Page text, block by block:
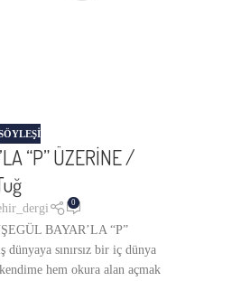
“P” ÜZERİNE /
0
BAYAR’LA “P”
dünyaya sınırsız bir iç dünya
hem okura alan açmak